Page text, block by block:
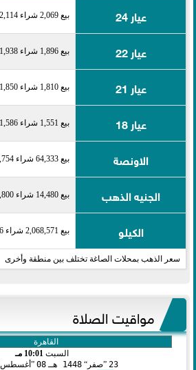
عيار 24
بيع 2,069 شراء 2,114
عيار 22 بيع 1,896 شراء 1,938
عيار 21 بيع 1,810 شراء 1,850
عيار 18 بيع 1,551 شراء 1,586
الاونصة بيع 64,333 شراء 65,754
الجنيه الذهب بيع 14,480 شراء 14,800
الكيلو بيع 2,068,571 شراء 2,114,286
سعر الذهب بمحلات الصاغة تختلف بين منطقة وأخرى
مواقيت الصلاة
السبت 10:01 مـ
23
صفر 1448 هـ 08 أغسطس